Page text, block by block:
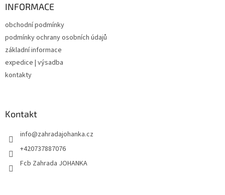
INFORMACE
obchodní podmínky
podmínky ochrany osobních údajů
základní informace
expedice | výsadba
kontakty
Kontakt
info@zahradajohanka.cz
+420737887076
Fcb Zahrada JOHANKA